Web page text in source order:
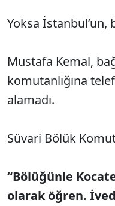
Yoksa İstanbul’un,
Mustafa Kemal,
komutanlığına
alamadı.
Süvari Bölük
“Bölüğünle
olarak öğren.